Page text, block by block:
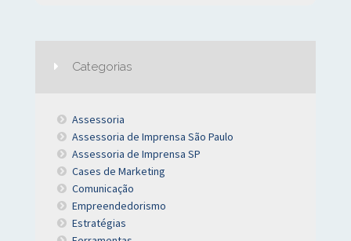
Categorias
Assessoria
Assessoria de Imprensa São Paulo
Assessoria de Imprensa SP
Cases de Marketing
Comunicação
Empreendedorismo
Estratégias